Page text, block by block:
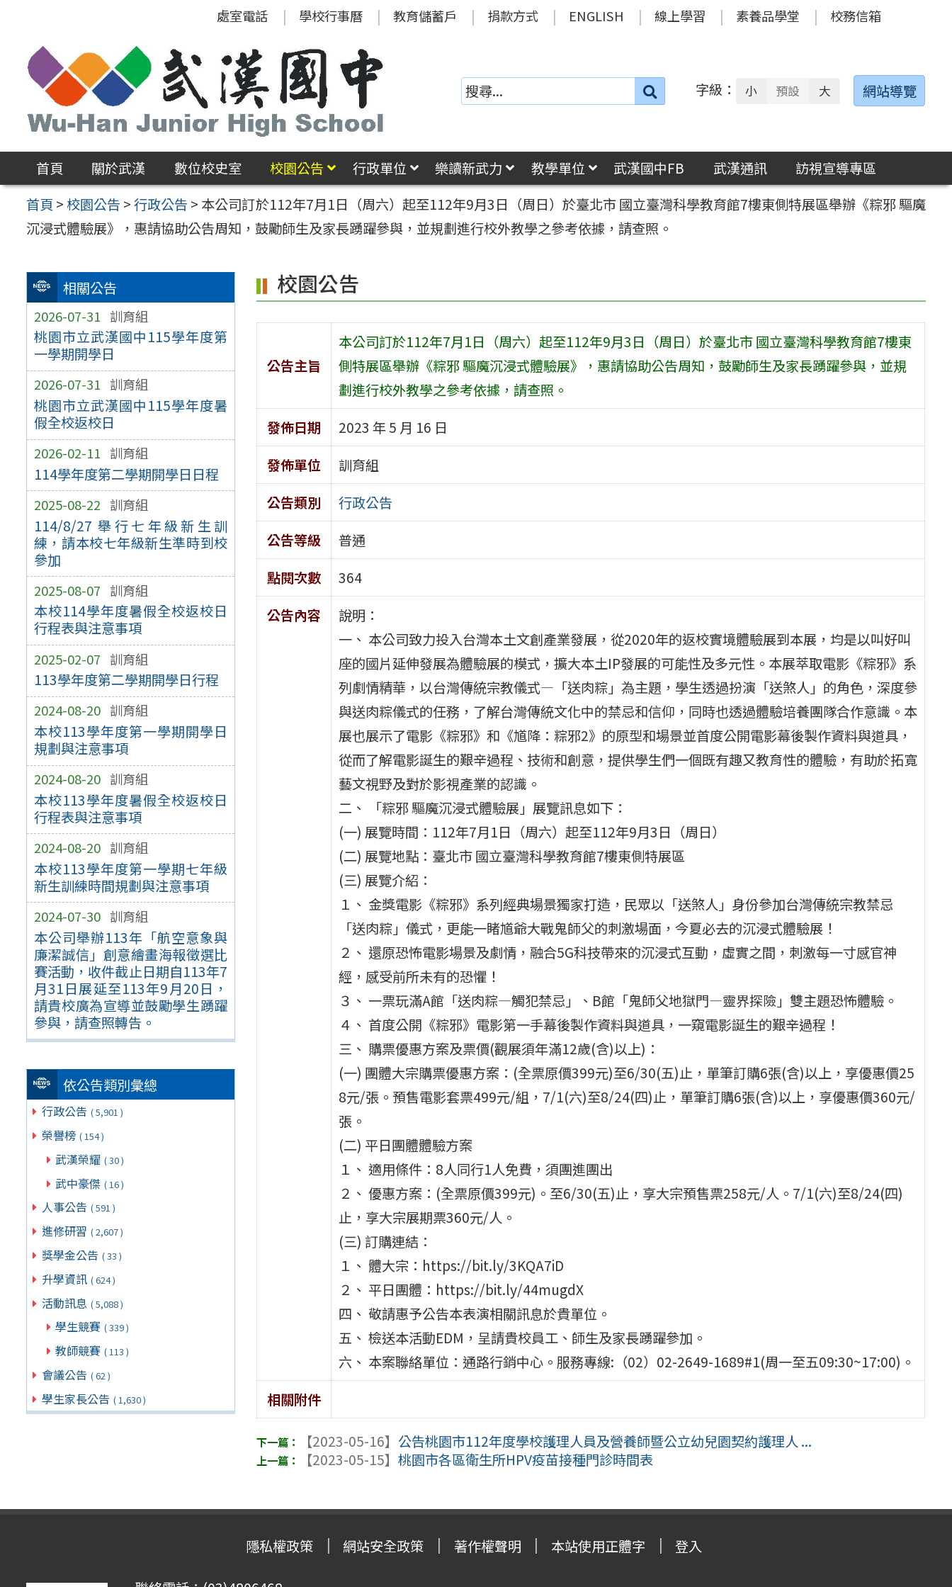
區
處室電話 學校行事曆 教育儲蓄戶 捐款方式 ENGLISH 線上學習 素養品學堂 校務信箱
搜
字級： 小 預設 大 網站導覽
首頁 關於武漢 數位校史室 校園公告 行政單位 樂讀新武力 教學單位 武漢國中FB 武漢通訊
訪視宣導專區
首頁 >校園公告 >行政公告 > 本公司訂於112年7月1日（周六）起至112年9月3日（周日）於臺北市 國立臺灣科學教育館7樓東側特展區舉辦《粽邪 驅魔
沉浸式體驗展》，惠請協助公告周知，鼓勵師生及家長踴躍參與，並規劃進行校外教學之參考依據，請查照。
相關公告
2026-07-31 訓育組
桃園市立武漢國中115學年度第
一學期開學日
2026-07-31 訓育組
桃園市立武漢國中115學年度暑
假全校返校日
2026-02-11 訓育組
114學年度第二學期開學日日程
2025-08-22 訓育組
114/8/27 舉行七年級新生訓
練，請本校七年級新生準時到校
參加
2025-08-07 訓育組
本校114學年度暑假全校返校日
行程表與注意事項
2025-02-07 訓育組
113學年度第二學期開學日行程
2024-08-20 訓育組
本校113學年度第一學期開學日
規劃與注意事項
2024-08-20 訓育組
本校113學年度暑假全校返校日
行程表與注意事項
2024-08-20 訓育組
本校113學年度第一學期七年級
新生訓練時間規劃與注意事項
2024-07-30 訓育組
本公司舉辦113年「航空意象與
廉潔誠信」創意繪畫海報徵選比
賽活動，收件截止日期自113年7
月31日展延至113年9月20日，
請貴校廣為宣導並鼓勵學生踴躍
參與，請查照轉告。
依公告類別彙總
行政公告 ( 5,901 )
榮譽榜 ( 154 )
武漢榮耀 ( 30 )
武中豪傑 ( 16 )
人事公告 ( 591 )
進修研習 ( 2,607 )
獎學金公告 ( 33 )
升學資訊 ( 624 )
活動訊息 ( 5,088 )
學生競賽 ( 339 )
教師競賽 ( 113 )
會議公告 ( 62 )
學生家長公告 ( 1,630 )
校園公告
公告主旨
本公司訂於112年7月1日（周六）起至112年9月3日（周日）於臺北市 國立臺灣科學教育館7樓東
側特展區舉辦《粽邪 驅魔沉浸式體驗展》，惠請協助公告周知，鼓勵師生及家長踴躍參與，並規
劃進行校外教學之參考依據，請查照。
發佈日期
2023 年 5 月 16 日
發佈單位
訓育組
公告類別
行政公告
公告等級
普通
點閱次數
364
公告內容
說明：
一、 本公司致力投入台灣本土文創產業發展，從2020年的返校實境體驗展到本展，均是以叫好叫
座的國片延伸發展為體驗展的模式，擴大本土IP發展的可能性及多元性。本展萃取電影《粽邪》系
列劇情精華，以台灣傳統宗教儀式—「送肉粽」為主題，學生透過扮演「送煞人」的角色，深度參
與送肉粽儀式的任務，了解台灣傳統文化中的禁忌和信仰，同時也透過體驗培養團隊合作意識。本
展也展示了電影《粽邪》和《馗降：粽邪2》的原型和場景並首度公開電影幕後製作資料與道具，
從而了解電影誕生的艱辛過程、技術和創意，提供學生們一個既有趣又教育性的體驗，有助於拓寬
藝文視野及對於影視產業的認識。
二、 「粽邪 驅魔沉浸式體驗展」展覽訊息如下：
(一) 展覽時間：112年7月1日（周六）起至112年9月3日（周日）
(二) 展覽地點：臺北市 國立臺灣科學教育館7樓東側特展區
(三) 展覽介紹：
１、 金獎電影《粽邪》系列經典場景獨家打造，民眾以「送煞人」身份參加台灣傳統宗教禁忌
「送肉粽」儀式，更能一睹馗爺大戰鬼師父的刺激場面，今夏必去的沉浸式體驗展！
２、 還原恐怖電影場景及劇情，融合5G科技帶來的沉浸式互動，虛實之間，刺激每一寸感官神
經，感受前所未有的恐懼！
３、 一票玩滿A館「送肉粽—觸犯禁忌」、B館「鬼師父地獄門—靈界探險」雙主題恐怖體驗。
４、 首度公開《粽邪》電影第一手幕後製作資料與道具，一窺電影誕生的艱辛過程！
三、 購票優惠方案及票價(觀展須年滿12歲(含)以上)：
(一) 團體大宗購票優惠方案：(全票原價399元)至6/30(五)止，單筆訂購6張(含)以上，享優惠價25
8元/張。預售電影套票499元/組，7/1(六)至8/24(四)止，單筆訂購6張(含)以上，享優惠價360元/
張。
(二) 平日團體體驗方案
１、 適用條件：8人同行1人免費，須團進團出
２、 優惠方案：(全票原價399元)。至6/30(五)止，享大宗預售票258元/人。7/1(六)至8/24(四)
止，享大宗展期票360元/人。
(三) 訂購連結：
１、 體大宗：https://bit.ly/3KQA7iD
２、 平日團體：https://bit.ly/44mugdX
四、 敬請惠予公告本表演相關訊息於貴單位。
五、 檢送本活動EDM，呈請貴校員工、師生及家長踴躍參加。
六、 本案聯絡單位：通路行銷中心。服務專線:（02）02-2649-1689#1(周一至五09:30~17:00)。
相關附件
【2023-05-16】 公告桃園市112年度學校護理人員及營養師暨公立幼兒園契約護理人 ...
【2023-05-15】桃園市各區衛生所HPV疫苗接種門診時間表
隱私權政策 網站安全政策 著作權聲明 本站使用正體字 登入